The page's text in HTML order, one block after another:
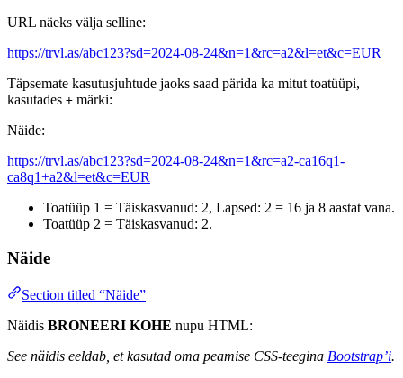
URL näeks välja selline:
https://trvl.as/abc123?sd=2024-08-24&n=1&rc=a2&l=et&c=EUR
Täpsemate kasutusjuhtude jaoks saad pärida ka mitut toatüüpi,
kasutades + märki:
Näide:
https://trvl.as/abc123?sd=2024-08-24&n=1&rc=a2-ca16q1-
ca8q1+a2&l=et&c=EUR
Toatüüp 1 = Täiskasvanud: 2, Lapsed: 2 = 16 ja 8 aastat vana.
Toatüüp 2 = Täiskasvanud: 2.
Näide
Section titled “Näide”
Näidis BRONEERI KOHE nupu HTML:
See näidis eeldab, et kasutad oma peamise CSS-teegina Bootstrap’i.